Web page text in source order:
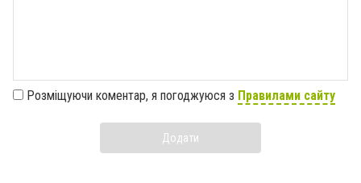
Розміщуючи коментар, я погоджуюся з Правилами сайту
Додати